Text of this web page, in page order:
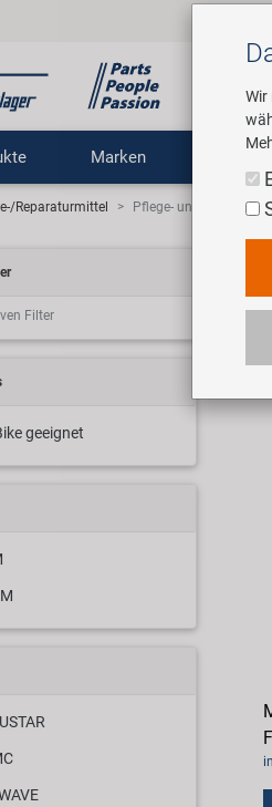
Marken
Reparaturmittel Pflege- und
Filter
geeignet
Wir